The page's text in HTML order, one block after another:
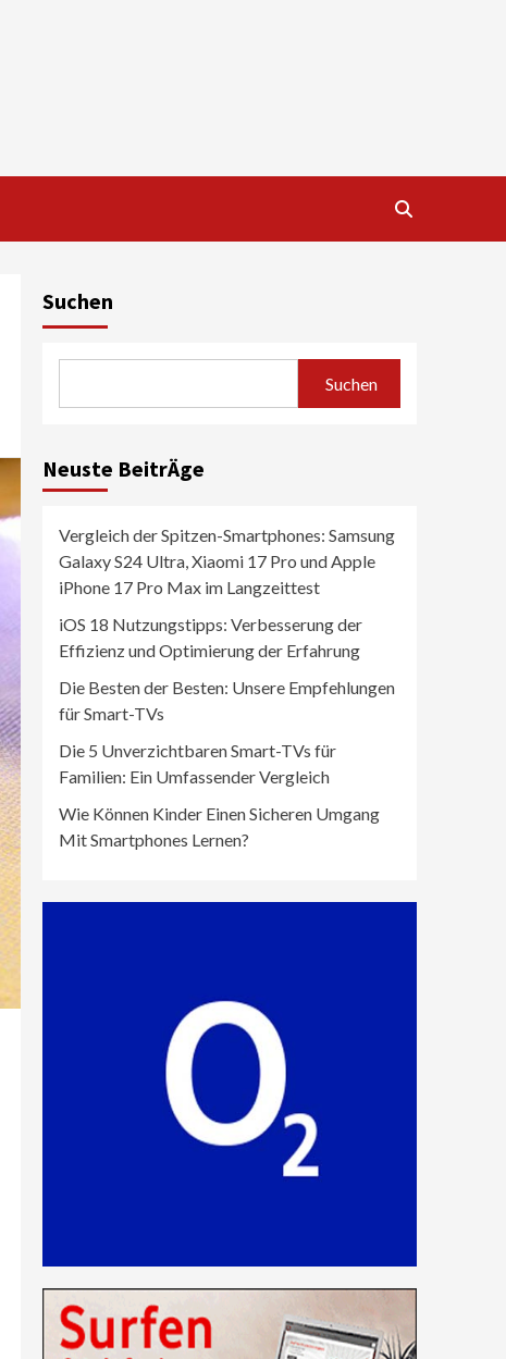
Suchen
Suchen
Neuste BeitrÄge
Vergleich der Spitzen-Smartphones: Samsung
Galaxy S24 Ultra, Xiaomi 17 Pro und Apple
iPhone 17 Pro Max im Langzeittest
iOS 18 Nutzungstipps: Verbesserung der
Effizienz und Optimierung der Erfahrung
Die Besten der Besten: Unsere Empfehlungen
für Smart-TVs
Die 5 Unverzichtbaren Smart-TVs für
Familien: Ein Umfassender Vergleich
Wie Können Kinder Einen Sicheren Umgang
Mit Smartphones Lernen?